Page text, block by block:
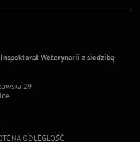
Weterynarii z siedzibą
29
NA ODLEGŁOŚĆ